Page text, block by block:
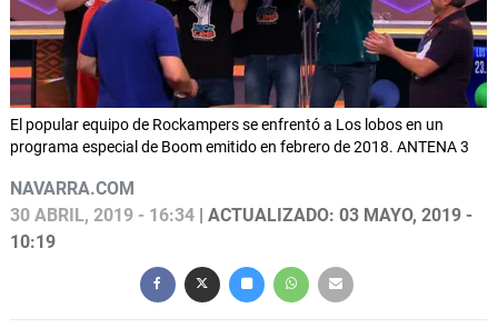
El popular equipo de Rockampers se enfrentó a Los lobos en un
programa especial de Boom emitido en febrero de 2018. ANTENA 3
NAVARRA.COM
30 ABRIL, 2019 - 16:34 | ACTUALIZADO: 03 MAYO, 2019 -
10:19